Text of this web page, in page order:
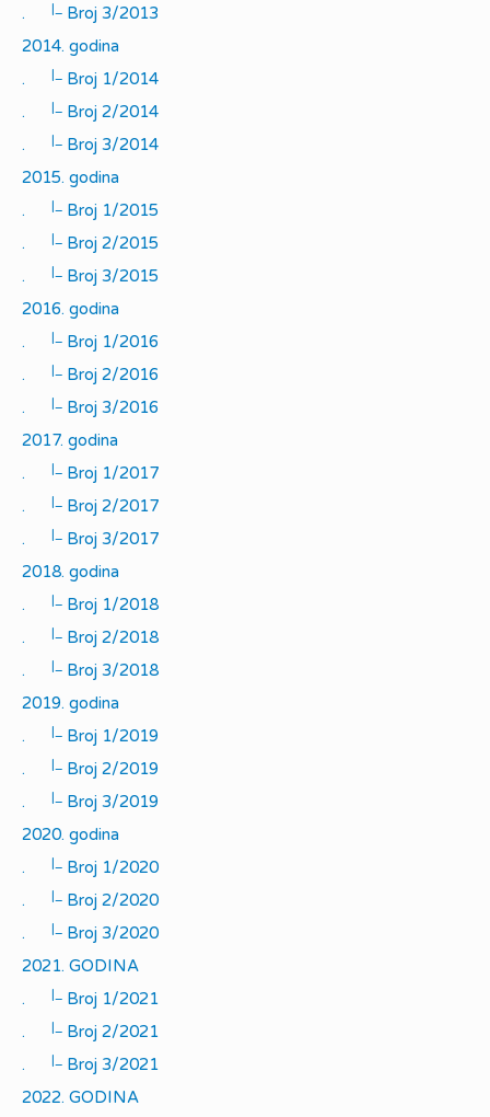
.
|_
Broj 3/2013
2014. godina
.
|_
Broj 1/2014
.
|_
Broj 2/2014
.
|_
Broj 3/2014
2015. godina
.
|_
Broj 1/2015
.
|_
Broj 2/2015
.
|_
Broj 3/2015
2016. godina
.
|_
Broj 1/2016
.
|_
Broj 2/2016
.
|_
Broj 3/2016
2017. godina
.
|_
Broj 1/2017
.
|_
Broj 2/2017
.
|_
Broj 3/2017
2018. godina
.
|_
Broj 1/2018
.
|_
Broj 2/2018
.
|_
Broj 3/2018
2019. godina
.
|_
Broj 1/2019
.
|_
Broj 2/2019
.
|_
Broj 3/2019
2020. godina
.
|_
Broj 1/2020
.
|_
Broj 2/2020
.
|_
Broj 3/2020
2021. GODINA
.
|_
Broj 1/2021
.
|_
Broj 2/2021
.
|_
Broj 3/2021
2022. GODINA